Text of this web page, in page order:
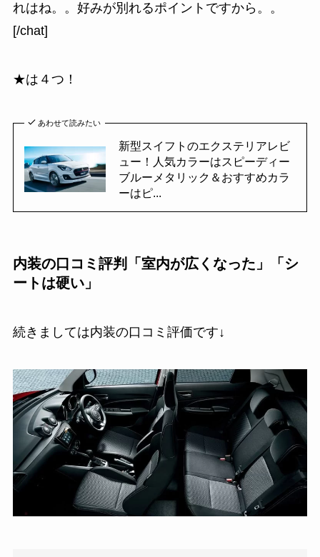
れはね。。好みが別れるポイントですから。。
[/chat]
★は４つ！
あわせて読みたい
新型スイフトのエクステリアレビ
ュー！人気カラーはスピーディー
ブルーメタリック＆おすすめカラ
ーはピ...
内装の口コミ評判「室内が広くなった」「シ
ートは硬い」
続きましては内装の口コミ評価です↓